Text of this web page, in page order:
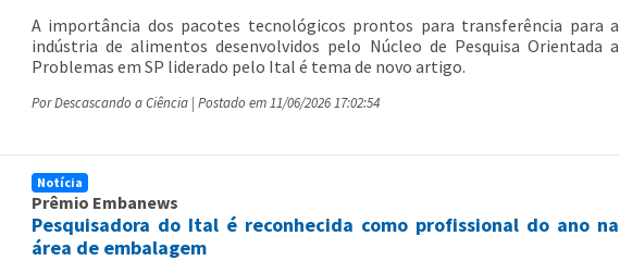
A importância dos pacotes tecnológicos prontos para transferência para a
indústria de alimentos desenvolvidos pelo Núcleo de Pesquisa Orientada a
Problemas em SP liderado pelo Ital é tema de novo artigo.
Por Descascando a Ciência | Postado em 11/06/2026 17:02:54
Notícia
Prêmio Embanews
Pesquisadora do Ital é reconhecida como profissional do ano na
área de embalagem